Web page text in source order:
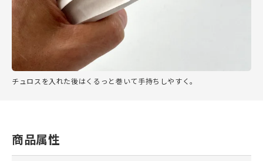
チュロスを入れた後はくるっと巻いて手持ちしやすく。
商品属性